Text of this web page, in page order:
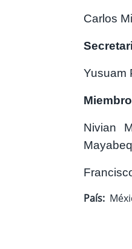
Carlos
Yusuam
Nivian
País